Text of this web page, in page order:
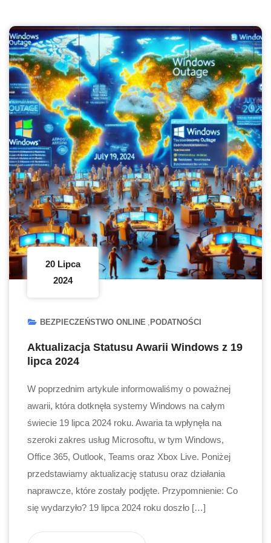
20 Lipca
2024
BEZPIECZEŃSTWO ONLINE PODATNOŚCI
Aktualizacja Statusu Awarii Windows z 19
lipca 2024
W poprzednim artykule informowaliśmy o poważnej
awarii, która dotknęła systemy Windows na całym
świecie 19 lipca 2024 roku. Awaria ta wpłynęła na
szeroki zakres usług Microsoftu, w tym Windows,
Office 365, Outlook, Teams oraz Xbox Live. Poniżej
przedstawiamy aktualizację statusu oraz działania
naprawcze, które zostały podjęte. Przypomnienie: Co
się wydarzyło? 19 lipca 2024 roku doszło […]